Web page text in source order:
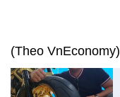
(Theo VnEconomy)